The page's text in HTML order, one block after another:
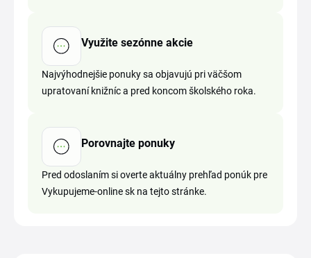
Využite sezónne akcie
Najvýhodnejšie ponuky sa objavujú pri väčšom
upratovaní knižníc a pred koncom školského roka.
Porovnajte ponuky
Pred odoslaním si overte aktuálny prehľad ponúk pre
Vykupujeme-online sk na tejto stránke.